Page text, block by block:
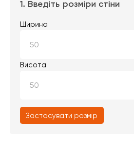
1. Введіть розміри стіни
Ширина
Висота
Застосувати розмір